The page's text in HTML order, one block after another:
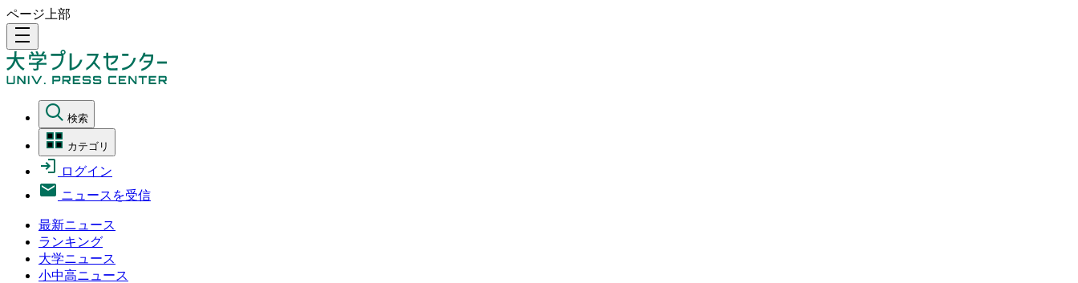
ページ上部
density_medium
検索
カテゴリ
ログイン
ニュースを受信
最新ニュース
ランキング
大学ニュース
小中高ニュース